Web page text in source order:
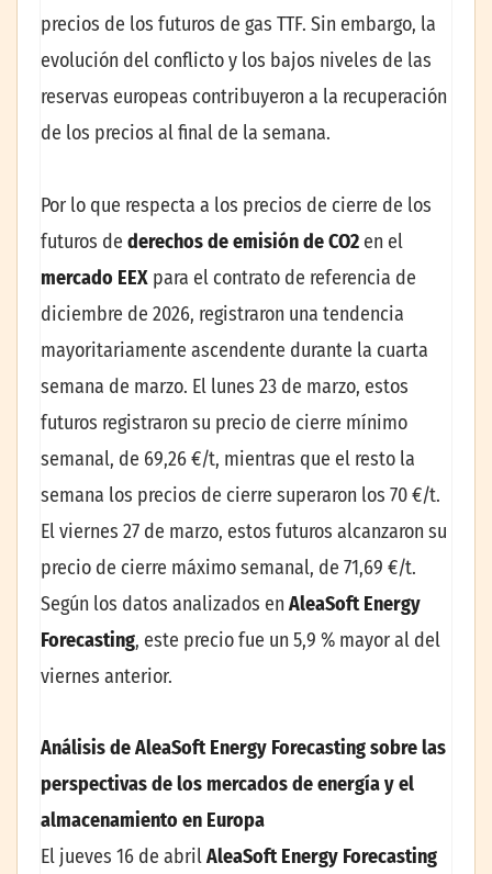
precios de los futuros de gas TTF. Sin embargo, la
evolución del conflicto y los bajos niveles de las
reservas europeas contribuyeron a la recuperación
de los precios al final de la semana.
Por lo que respecta a los precios de cierre de los
futuros de derechos de emisión de CO2 en el
mercado EEX para el contrato de referencia de
diciembre de 2026, registraron una tendencia
mayoritariamente ascendente durante la cuarta
semana de marzo. El lunes 23 de marzo, estos
futuros registraron su precio de cierre mínimo
semanal, de 69,26 €/t, mientras que el resto la
semana los precios de cierre superaron los 70 €/t.
El viernes 27 de marzo, estos futuros alcanzaron su
precio de cierre máximo semanal, de 71,69 €/t.
Según los datos analizados en AleaSoft Energy
Forecasting, este precio fue un 5,9 % mayor al del
viernes anterior.
Análisis de AleaSoft Energy Forecasting sobre las
perspectivas de los mercados de energía y el
almacenamiento en Europa
El jueves 16 de abrilAleaSoft Energy Forecasting